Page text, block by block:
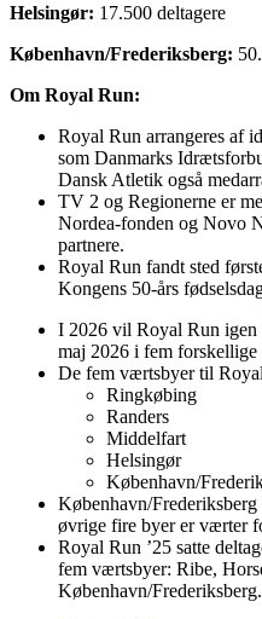
Helsingør: 17.500 deltagere
København/Frederiksberg:
Om Royal Run:
Royal Run arrangeres af
som Danmarks
Dansk Atletik også
TV 2 og Regionerne er
Nordea-fonden og Novo
partnere.
Royal Run fandt sted
Kongens 50-års
I 2026 vil Royal Run igen
maj 2026 i fem forskellige
De fem værtsbyer til
Ringkøbing
Randers
Middelfart
Helsingør
København/
København/
øvrige fire byer er værter
Royal Run ’25 satte
fem værtsbyer: Ribe,
København/Frederiksberg.